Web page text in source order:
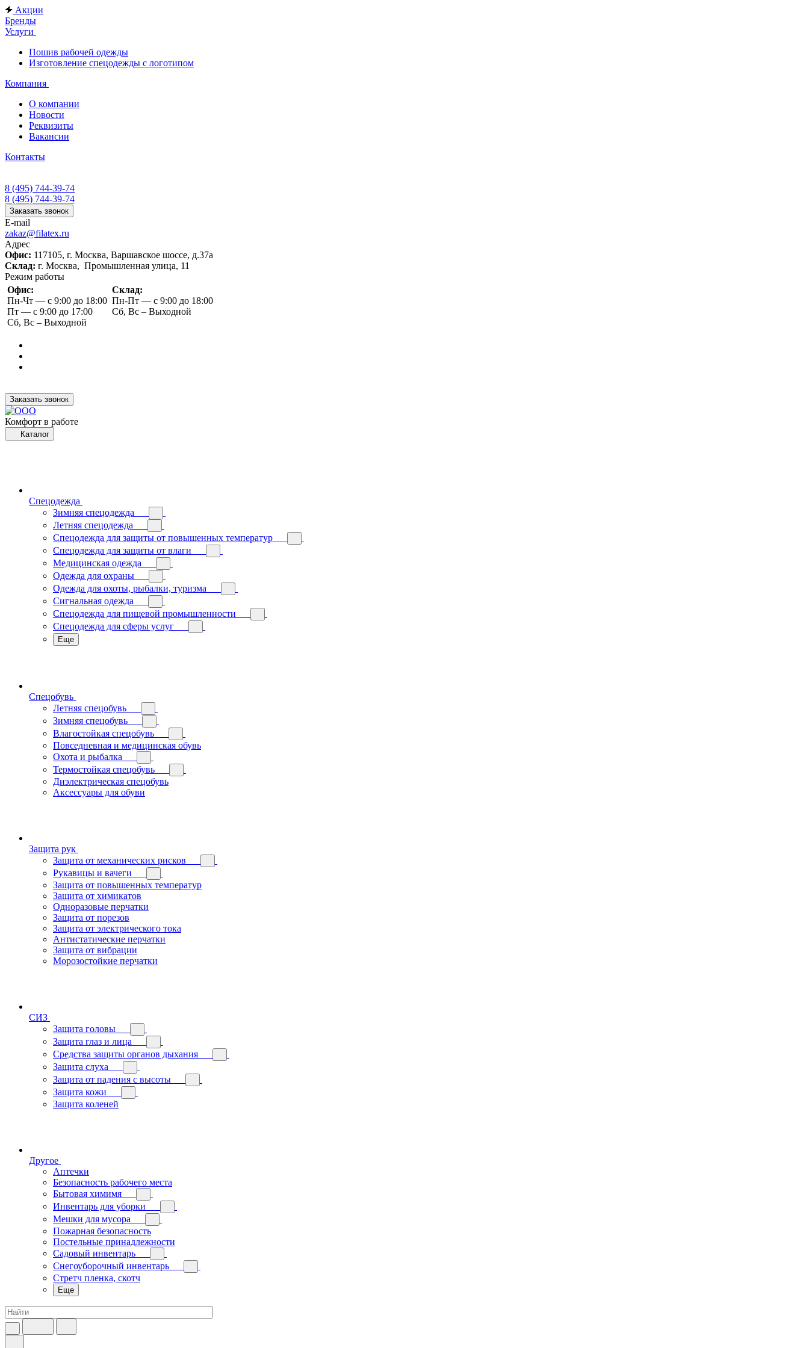
Акции
Бренды
Услуги
Пошив рабочей одежды
Изготовление спецодежды с логотипом
Компания
О компании
Новости
Реквизиты
Вакансии
Контакты
8 (495) 744-39-74
8 (495) 744-39-74
Заказать звонок
E-mail
zakaz@filatex.ru
Адрес
Офис: 117105, г. Москва, Варшавское шоссе, д.37а
Склад: г. Москва, Промышленная улица, 11
Режим работы
Офис:
Пн-Чт — с 9:00 до 18:00
Пт — с 9:00 до 17:00
Сб, Вс – Выходной
Склад:
Пн-Пт — с 9:00 до 18:00
Сб, Вс – Выходной
Заказать звонок
Комфорт в работе
Каталог
Спецодежда
Зимняя спецодежда
Летняя спецодежда
Спецодежда для защиты от повышенных температур
Спецодежда для защиты от влаги
Медицинская одежда
Одежда для охраны
Одежда для охоты, рыбалки, туризма
Сигнальная одежда
Спецодежда для пищевой промышленности
Спецодежда для сферы услуг
Еще
Спецобувь
Летняя спецобувь
Зимняя спецобувь
Влагостойкая спецобувь
Повседневная и медицинская обувь
Охота и рыбалка
Термостойкая спецобувь
Диэлектрическая спецобувь
Аксессуары для обуви
Защита рук
Защита от механических рисков
Рукавицы и вачеги
Защита от повышенных температур
Защита от химикатов
Одноразовые перчатки
Защита от порезов
Защита от электрического тока
Антистатические перчатки
Защита от вибрации
Морозостойкие перчатки
СИЗ
Защита головы
Защита глаз и лица
Средства защиты органов дыхания
Защита слуха
Защита от падения с высоты
Защита кожи
Защита коленей
Другое
Аптечки
Безопасность рабочего места
Бытовая химимя
Инвентарь для уборки
Мешки для мусора
Пожарная безопасность
Постельные принадлежности
Садовый инвентарь
Снегоуборочный инвентарь
Стретч пленка, скотч
Еще